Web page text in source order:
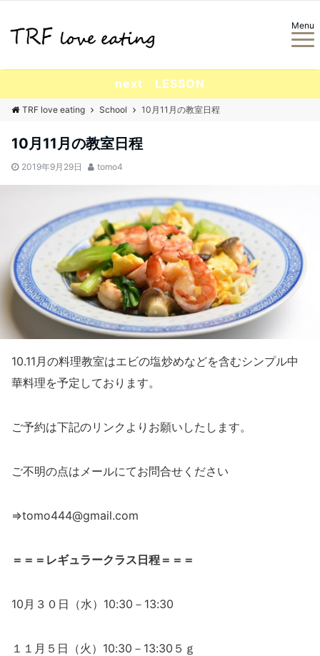
Menu
next LESSON
TRF love eating School 10月11月の教室日程
10月11月の教室日程
2019年9月29日 tomo4
10.11 月の料理教室はエビの塩炒めなどを含むシンプル中
華料理を予定しております。
ご予約は下記のリンクよりお願いしたします。
ご不明の点はメールにてお問合せください
⇒tomo444@gmail.com
＝＝＝レギュラークラス日程＝＝＝
10月３０日（水）10:30－13:30
１１月５日（火）10:30－13:30５ｇ